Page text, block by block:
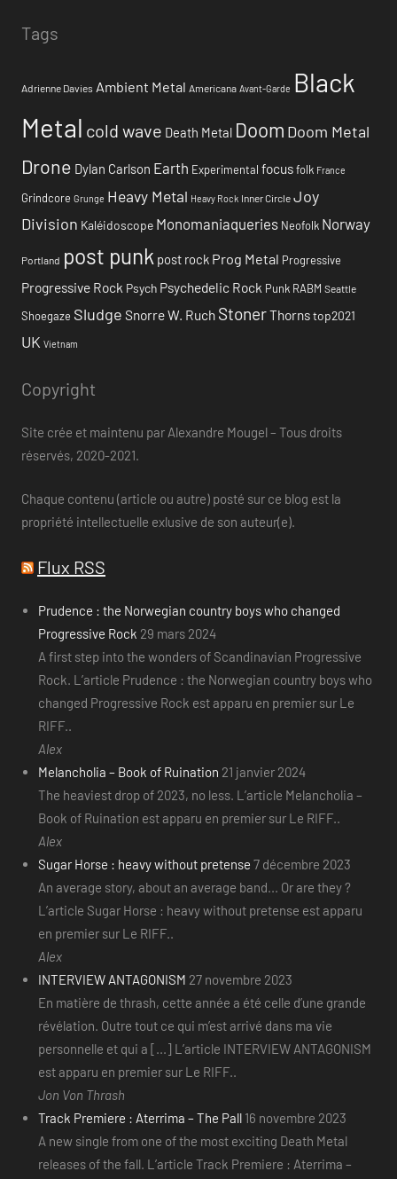
Tags
Adrienne Davies Ambient Metal Americana Avant-Garde Black
Metal cold wave Death Metal Doom Doom Metal
Drone Dylan Carlson Earth Experimental focusfolk France
Grindcore Grunge Heavy Metal Heavy Rock Inner Circle Joy
Division Kaléidoscope Monomaniaqueries Neofolk Norway
Portland post punk post rock Prog Metal Progressive
Progressive Rock Psych Psychedelic Rock Punk RABM Seattle
Shoegaze Sludge Snorre W. Ruch StonerThornstop2021
UK Vietnam
Copyright
Site crée et maintenu par Alexandre Mougel – Tous droits
réservés, 2020-2021.
Chaque contenu (article ou autre) posté sur ce blog est la
propriété intellectuelle exlusive de son auteur(e).
Flux RSS
Prudence : the Norwegian country boys who changed
Progressive Rock 29 mars 2024
A first step into the wonders of Scandinavian Progressive
Rock. L’article Prudence : the Norwegian country boys who
changed Progressive Rock est apparu en premier sur Le
RIFF..
Alex
Melancholia – Book of Ruination 21 janvier 2024
The heaviest drop of 2023, no less. L’article Melancholia –
Book of Ruination est apparu en premier sur Le RIFF..
Alex
Sugar Horse : heavy without pretense 7 décembre 2023
An average story, about an average band... Or are they ?
L’article Sugar Horse : heavy without pretense est apparu
en premier sur Le RIFF..
Alex
INTERVIEW ANTAGONISM 27 novembre 2023
En matière de thrash, cette année a été celle d’une grande
révélation. Outre tout ce qui m’est arrivé dans ma vie
personnelle et qui a [...] L’article INTERVIEW ANTAGONISM
est apparu en premier sur Le RIFF..
Jon Von Thrash
Track Premiere : Aterrima – The Pall 16 novembre 2023
A new single from one of the most exciting Death Metal
releases of the fall. L’article Track Premiere : Aterrima –